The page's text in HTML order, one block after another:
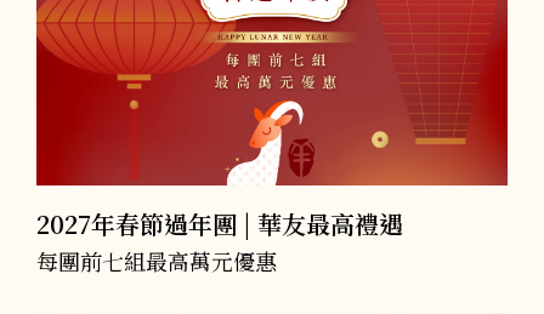
08聯絡我們
Follow Us
2027年春節過年團 | 華友最高禮遇
每團前七組最高萬元優惠